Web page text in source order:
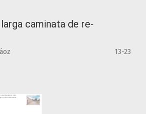
caminata de re-
13-23